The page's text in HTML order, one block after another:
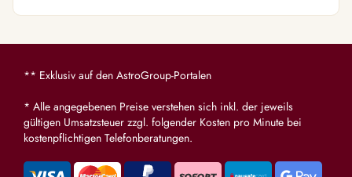
** Exklusiv auf den AstroGroup-Portalen
* Alle angegebenen Preise verstehen sich inkl. der jeweils
gültigen Umsatzsteuer zzgl. folgender Kosten pro Minute bei
kostenpflichtigen Telefonberatungen.